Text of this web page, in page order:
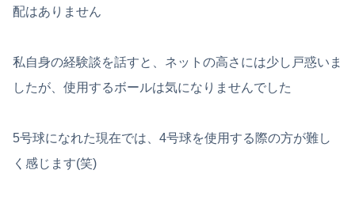
配はありません
私自身の経験談を話すと、ネットの高さには少し戸惑いま
したが、使用するボールは気になりませんでした
5号球になれた現在では、4号球を使用する際の方が難し
く感じます(笑)